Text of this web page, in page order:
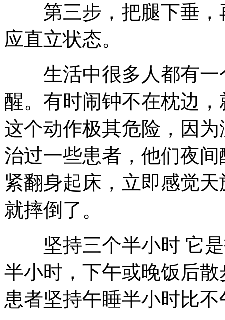
第三步，把腿下垂，
应直立状态。
生活中很多人都有一
醒。有时闹钟不在枕边
这个动作极其危险，因
治过一些患者，他们夜
紧翻身起床，立即感觉
就摔倒了。
坚持三个半小时 它是
半小时，下午或晚饭后
患者坚持午睡半小时比